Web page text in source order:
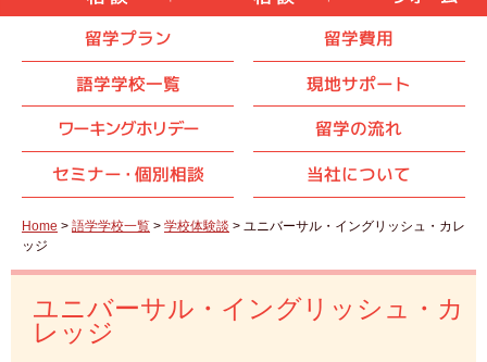
留学プラン
留学費用
語学学校一覧
現地サポート
ワーキングホリデー
留学の流れ
セミナー・ 個別相談 当社について
Home > 語学学校一覧 > 学校体験談 > ユニバーサル・イングリッシュ・カレ
ッジ
ユニバーサル・イングリッシュ・カ
レッジ